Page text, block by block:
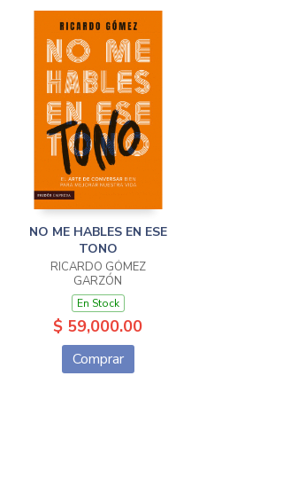
NO ME HABLES EN ESE
TONO
RICARDO GÓMEZ
GARZÓN
En Stock
$ 59,000.00
Comprar